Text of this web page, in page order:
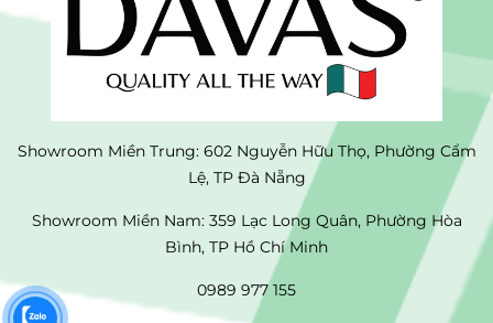
Showroom Miền Trung: 602 Nguyễn Hữu Thọ, Phường Cẩm
Lệ, TP Đà Nẵng
Showroom Miền Nam: 359 Lạc Long Quân, Phường Hòa
Bình, TP Hồ Chí Minh
0989 977 155